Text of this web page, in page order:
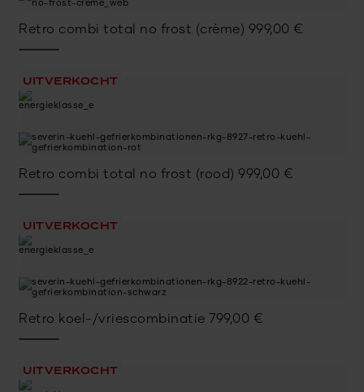
Retro combi total no frost (crème) 999,00 €
UITVERKOCHT
Retro combi total no frost (rood) 999,00 €
UITVERKOCHT
Retro koel-/vriescombinatie 799,00 €
UITVERKOCHT